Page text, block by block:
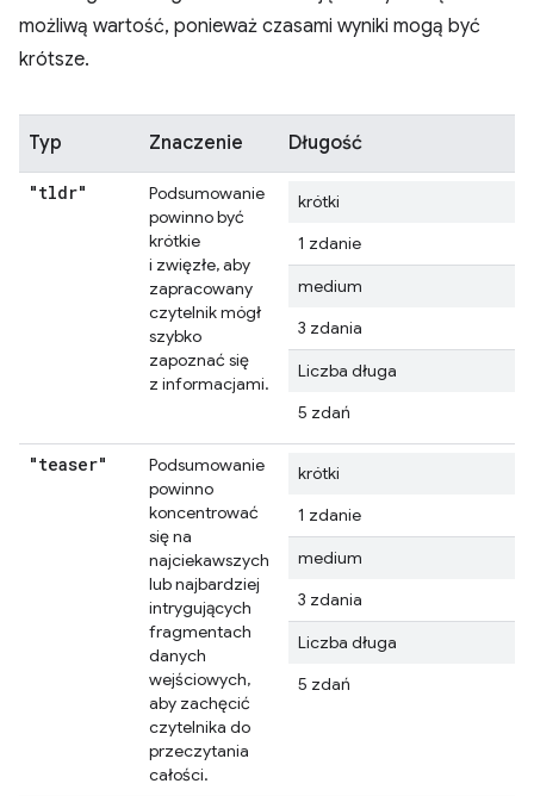
możliwą wartość, ponieważ czasami wyniki mogą być
krótsze.
Typ Znaczenie Długość
"tldr"
Podsumowanie
powinno być
krótkie
i zwięzłe, aby
zapracowany
czytelnik mógł
szybko
zapoznać się
z informacjami.
krótki
1 zdanie
medium
3 zdania
Liczba długa
5 zdań
"teaser"
Podsumowanie
powinno
koncentrować
się na
najciekawszych
lub najbardziej
intrygujących
fragmentach
danych
wejściowych,
aby zachęcić
czytelnika do
przeczytania
całości.
krótki
1 zdanie
medium
3 zdania
Liczba długa
5 zdań